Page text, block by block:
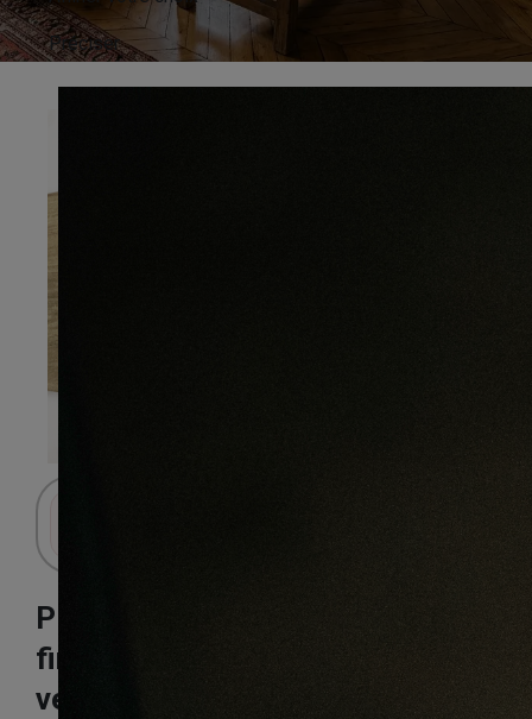
Préciser
Plinthe mdf
finition chêne gris
vert madrid